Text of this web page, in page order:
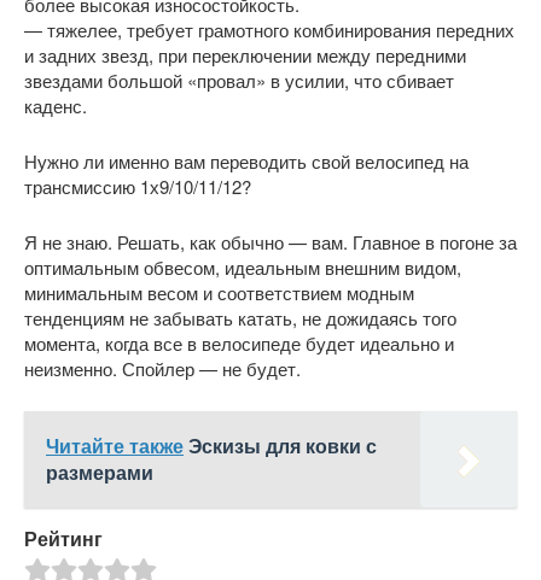
— тяжелее, требует грамотного комбинирования передних
и задних звезд, при переключении между передними
звездами большой «провал» в усилии, что сбивает
каденс.
Нужно ли именно вам переводить свой велосипед на
трансмиссию 1х9/10/11/12?
Я не знаю. Решать, как обычно — вам. Главное в погоне за
оптимальным обвесом, идеальным внешним видом,
минимальным весом и соответствием модным
тенденциям не забывать катать, не дожидаясь того
момента, когда все в велосипеде будет идеально и
неизменно. Спойлер — не будет.
Читайте такжеЭскизы для ковки с
размерами
Рейтинг